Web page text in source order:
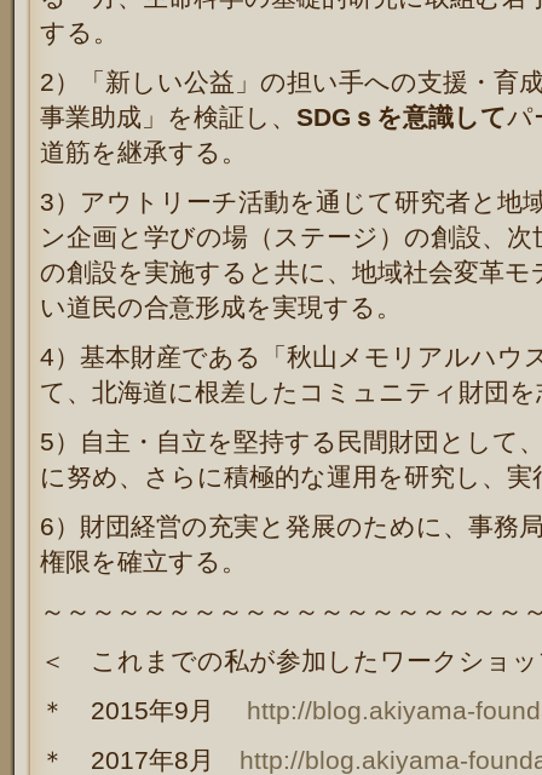
する。
2）「新しい公益」の担い手への支援・育
事業助成」を検証し、 SDG ｓを意識してパ
道筋を継承する。
3）アウトリーチ活動を通じて研究者と地
ン企画と学びの場（ステージ）の創設、
の創設を実施すると共に、地域社会変革
い道民の合意形成を実現する。
4）基本財産である「秋山メモリアルハウ
て、北海道に根差したコミュニティ財団
5）自主・自立を堅持する民間財団として
に努め、さらに積極的な運用を研究し、実
6）財団経営の充実と発展のために、事務
権限を確立する。
～～～～～～～～～～～～～～～～～～～
＜ これまでの私が参加したワークショ
＊ 2015年9月 http://blog.akiyama-
＊ 2017年8月 http://blog.akiyama-